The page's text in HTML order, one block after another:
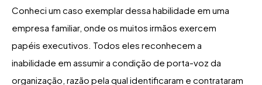
Conheci um caso exemplar dessa habilidade em uma
empresa familiar, onde os muitos irmãos exercem
papéis executivos. Todos eles reconhecem a
inabilidade em assumir a condição de porta-voz da
organização, razão pela qual identificaram e contrataram